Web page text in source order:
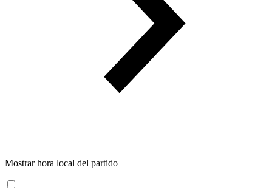
Mostrar hora local del partido